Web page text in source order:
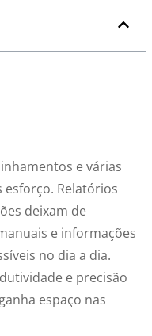
e várias
esforço. Relatórios
deixam de
e informações
no dia a dia.
e precisão
ganha espaço nas